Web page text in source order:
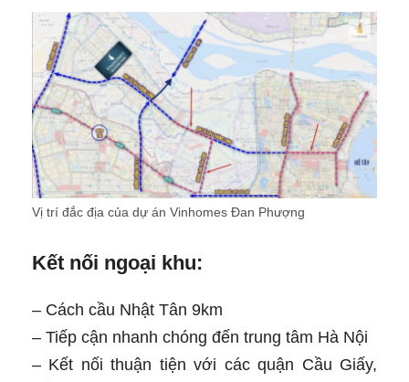
Vị trí đắc địa của dự án Vinhomes Đan Phượng
Kết nối ngoại khu:
– Cách cầu Nhật Tân 9km
– Tiếp cận nhanh chóng đến trung tâm Hà Nội
– Kết nối thuận tiện với các quận Cầu Giấy,